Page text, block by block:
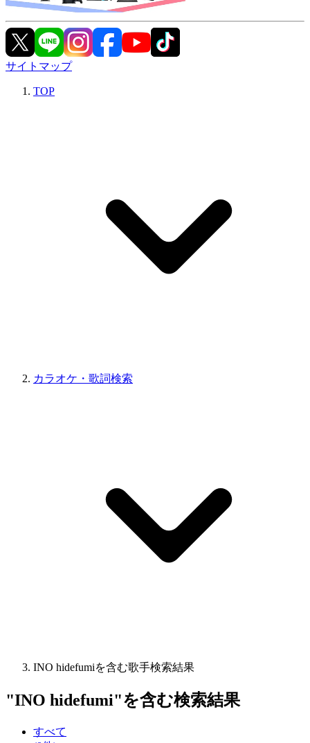
サイトマップ
TOP
カラオケ・歌詞検索
INO hidefumiを含む歌手検索結果
"INO hidefumi"を含む検索結果
すべて